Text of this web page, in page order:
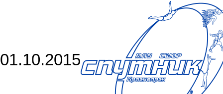
01.10.2015